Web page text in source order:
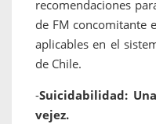
recomendaciones
de FM concomitante
aplicables en el
de Chile.
-Suicidabilidad:
vejez.